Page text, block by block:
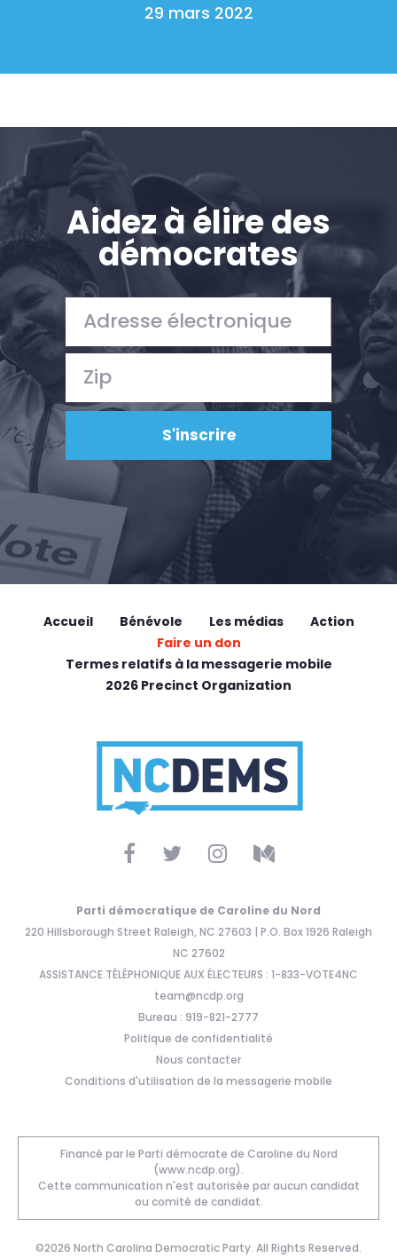
29 mars 2022
Aidez à élire des
démocrates
Accueil Bénévole Les médias
Action
Faire un don
Termes relatifs à la messagerie mobile
2026 Precinct Organization
Parti démocratique de Caroline du Nord
220 Hillsborough Street Raleigh, NC 27603 | P.O. Box 1926 Raleigh
NC 27602
ASSISTANCE TÉLÉPHONIQUE AUX ÉLECTEURS : 1-833-VOTE4NC
team@ncdp.org
Bureau : 919-821-2777
Politique de confidentialité
Nous contacter
Conditions d'utilisation de la messagerie mobile
Financé par le Parti démocrate de Caroline du Nord
(www.ncdp.org).
Cette communication n'est autorisée par aucun candidat
ou comité de candidat.
©2026 North Carolina Democratic Party. All Rights Reserved.